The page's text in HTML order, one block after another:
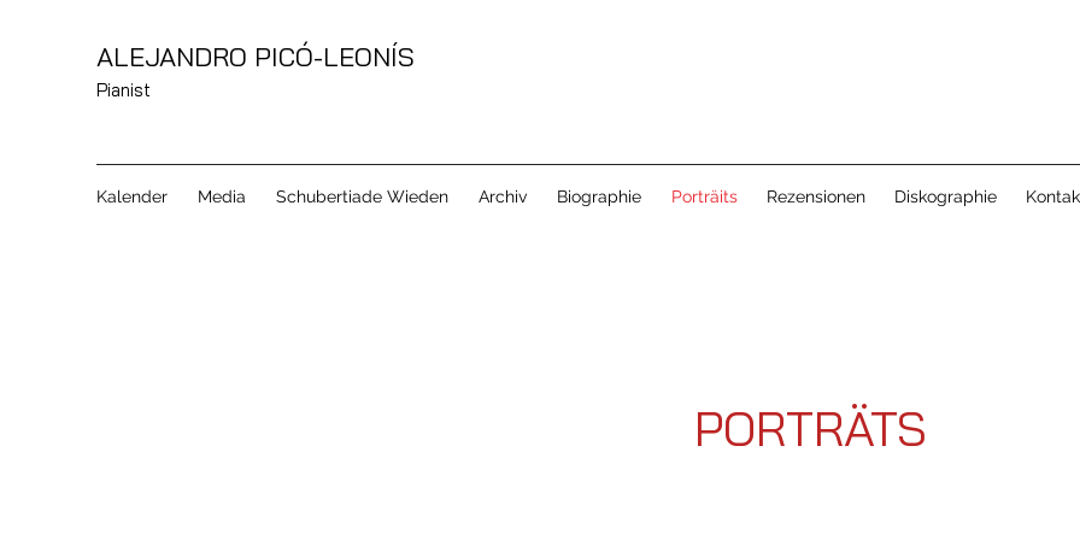
ALEJANDRO PICÓ-LEONÍS
Pianist
Kalender Media Schubertiade Wieden Archiv Biographie Porträits Rezensionen Diskographie
PORTRÄTS